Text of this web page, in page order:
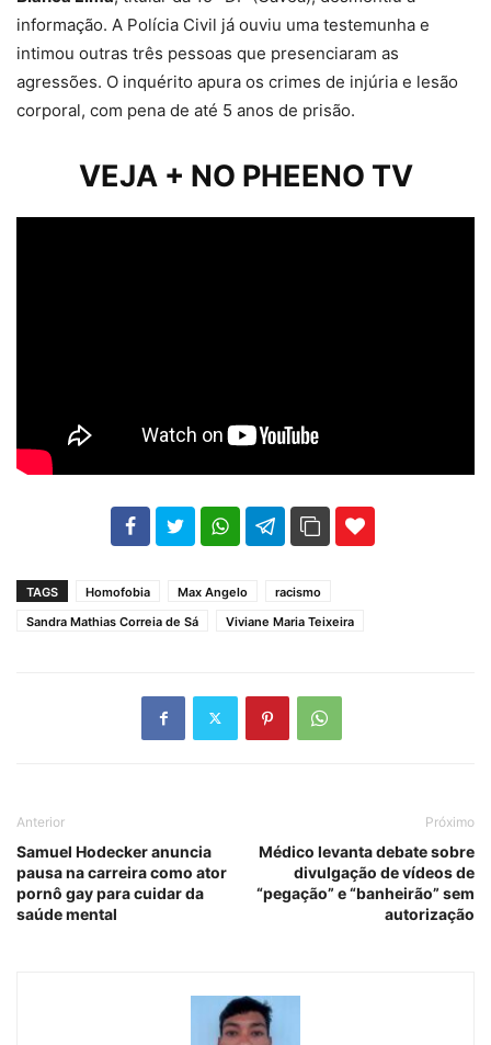
informação. A Polícia Civil já ouviu uma testemunha e
intimou outras três pessoas que presenciaram as
agressões. O inquérito apura os crimes de injúria e lesão
corporal, com pena de até 5 anos de prisão.
VEJA + NO PHEENO TV
102 35
TAGS Homofobia Max Angelo
racismo
Sandra Mathias Correia de Sá
Viviane Maria Teixeira
Anterior
Samuel Hodecker anuncia
pausa na carreira como ator
pornô gay para cuidar da
saúde mental
Próximo
Médico levanta debate sobre
divulgação de vídeos de
“pegação” e “banheirão” sem
autorização